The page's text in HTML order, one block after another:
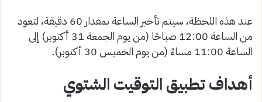
عند هذه اللحظة، سيتم تأخير الساعة بمقدار 60 دقيقة، لتعود
من الساعة 12:00 صباحًا (من يوم الجمعة 31 أكتوبر) إلى
الساعة 11:00 مساءً (من يوم الخميس 30 أكتوبر).
أهداف تطبيق التوقيت الشتوي